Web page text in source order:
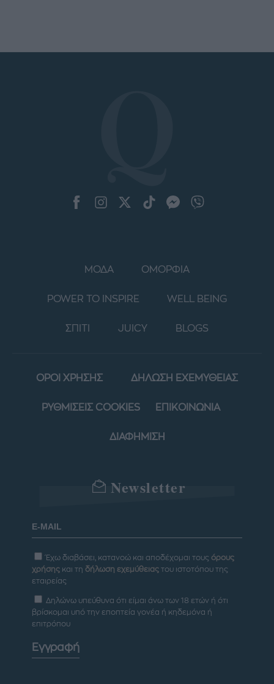
ΜΟΔΑ ΟΜΟΡΦΙΑ
POWER TO INSPIRE WELL BEING
ΣΠΙΤΙ JUICY BLOGS
ΟΡΟΙ ΧΡΗΣΗΣ ΔΗΛΩΣΗ ΕΧΕΜΥΘΕΙΑΣ
ΡΥΘΜΙΣΕΙΣ COOKIES ΕΠΙΚΟΙΝΩΝΙΑ
ΔΙΑΦΗΜΙΣΗ
Newsletter
Έχω διαβάσει, κατανοώ και αποδέχομαι τους όρους
χρήσης και τη δήλωση εχεμύθειας του ιστοτόπου της
εταιρείας
Δηλώνω υπεύθυνα ότι είμαι άνω των 18 ετών ή ότι
βρίσκομαι υπό την εποπτεία γονέα ή κηδεμόνα ή
επιτρόπου
Εγγραφή